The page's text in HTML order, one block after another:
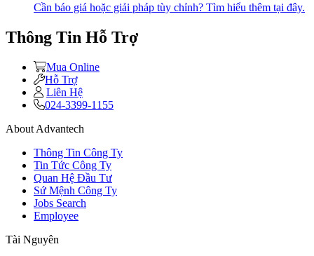
Cần báo giá hoặc giải pháp tùy chỉnh? Tìm hiểu thêm tại đây.
Thông Tin Hỗ Trợ
Mua Online
Hỗ Trợ
Liên Hệ
024-3399-1155
About Advantech
Thông Tin Công Ty
Tin Tức Công Ty
Quan Hệ Đầu Tư
Sứ Mệnh Công Ty
Jobs Search
Employee
Tài Nguyên